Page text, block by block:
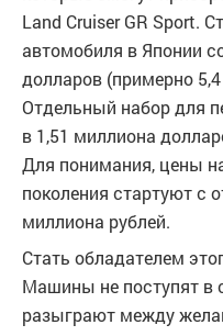
Land Cruiser GR Sport.
автомобиля в Японии
долларов (примерно
Отдельный набор для
в 1,51 миллиона
Для понимания, цены
поколения стартуют с
миллиона рублей.
Стать обладателем
Машины не поступят в
разыграют между